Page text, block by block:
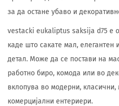
за да остане убаво и
vestacki eukaliptus saksija d75 е
каде што сакате мал, елегантен
детал. Може да се постави на
работно биро, комода или во
вклопува во модерни, класични,
комерцијални ентериери.